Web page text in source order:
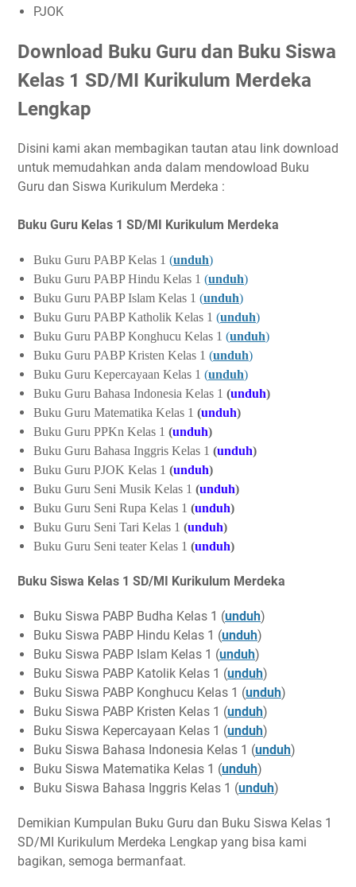
PJOK
Download Buku Guru dan Buku Siswa
Kelas 1 SD/MI Kurikulum Merdeka
Lengkap
Disini kami akan membagikan tautan atau link download
untuk memudahkan anda dalam mendowload Buku
Guru dan Siswa Kurikulum Merdeka :
Buku Guru Kelas 1 SD/MI Kurikulum Merdeka
Buku Guru PABP Kelas 1 (unduh)
Buku Guru PABP Hindu Kelas 1 (unduh)
Buku Guru PABP Islam Kelas 1 (unduh)
Buku Guru PABP Katholik Kelas 1 (unduh)
Buku Guru PABP Konghucu Kelas 1 (unduh)
Buku Guru PABP Kristen Kelas 1 (unduh)
Buku Guru Kepercayaan Kelas 1 (unduh)
Buku Guru Bahasa Indonesia Kelas 1 (unduh)
Buku Guru Matematika Kelas 1 (unduh)
Buku Guru PPKn Kelas 1 (unduh)
Buku Guru Bahasa Inggris Kelas 1 (unduh)
Buku Guru PJOK Kelas 1 (unduh)
Buku Guru Seni Musik Kelas 1 (unduh)
Buku Guru Seni Rupa Kelas 1 (unduh)
Buku Guru Seni Tari Kelas 1 (unduh)
Buku Guru Seni teater Kelas 1 (unduh)
Buku Siswa Kelas 1 SD/MI Kurikulum Merdeka
Buku Siswa PABP Budha Kelas 1 (unduh)
Buku Siswa PABP Hindu Kelas 1 (unduh)
Buku Siswa PABP Islam Kelas 1 (unduh)
Buku Siswa PABP Katolik Kelas 1 (unduh)
Buku Siswa PABP Konghucu Kelas 1 (unduh)
Buku Siswa PABP Kristen Kelas 1 (unduh)
Buku Siswa Kepercayaan Kelas 1 (unduh)
Buku Siswa Bahasa Indonesia Kelas 1 (unduh)
Buku Siswa Matematika Kelas 1 (unduh)
Buku Siswa Bahasa Inggris Kelas 1 (unduh)
Demikian Kumpulan Buku Guru dan Buku Siswa Kelas 1
SD/MI Kurikulum Merdeka Lengkap yang bisa kami
bagikan, semoga bermanfaat.